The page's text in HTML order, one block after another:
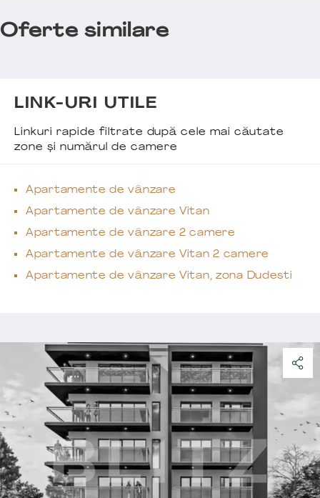
Oferte similare
LINK-URI UTILE
Linkuri rapide filtrate după cele mai căutate
zone și numărul de camere
Apartamente de vânzare
Apartamente de vânzare Vitan
Apartamente de vânzare 2 camere
Apartamente de vânzare Vitan 2 camere
Apartamente de vânzare Vitan, zona Dudesti